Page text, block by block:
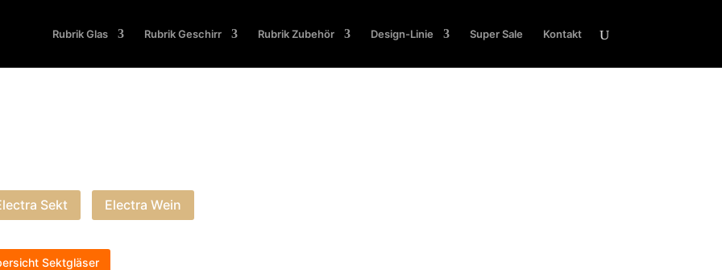
Rubrik Glas Rubrik Geschirr Rubrik Zubehör Design-Linie Super Sale Kontakt
Sekt Electra Wein
Sektgläser